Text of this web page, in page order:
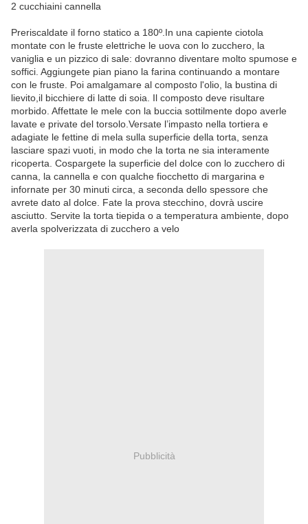
2 cucchiaini cannella
Preriscaldate il forno statico a 180º.In una capiente ciotola
montate con le fruste elettriche le uova con lo zucchero, la
vaniglia e un pizzico di sale: dovranno diventare molto spumose e
soffici. Aggiungete pian piano la farina continuando a montare
con le fruste. Poi amalgamare al composto l'olio, la bustina di
lievito,il bicchiere di latte di soia. Il composto deve risultare
morbido. Affettate le mele con la buccia sottilmente dopo averle
lavate e private del torsolo.Versate l’impasto nella tortiera e
adagiate le fettine di mela sulla superficie della torta, senza
lasciare spazi vuoti, in modo che la torta ne sia interamente
ricoperta. Cospargete la superficie del dolce con lo zucchero di
canna, la cannella e con qualche fiocchetto di margarina e
infornate per 30 minuti circa, a seconda dello spessore che
avrete dato al dolce. Fate la prova stecchino, dovrà uscire
asciutto. Servite la torta tiepida o a temperatura ambiente, dopo
averla spolverizzata di zucchero a velo
Pubblicità